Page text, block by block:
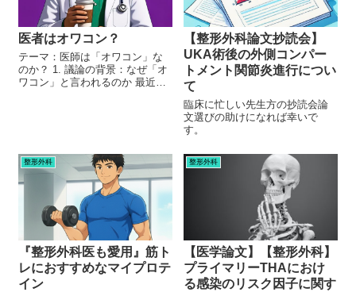
医者はオワコン？
テーマ：医師は「オワコン」な
のか？ 1. 議論の背景：なぜ「オ
ワコン」と言われるのか 最近、
【整形外科論文抄読会】
UKA術後の外側コンパー
トメント関節炎進行につい
て
臨床に忙しい先生方の抄読会論
文選びの助けになれば幸いで
す。
整形外科
『整形外科医も愛用』筋ト
レにおすすめなマイプロテ
イン
整形外科
【医学論文】【整形外科】
プライマリーTHAにおけ
る感染のリスク因子に関す